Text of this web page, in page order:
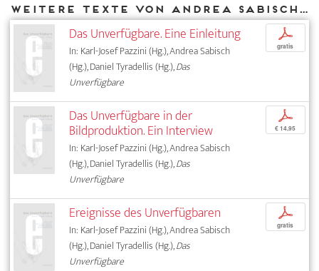
Weitere Texte von Andrea Sabisch bei DIAPHANES
Das Unverfügbare. Eine Einleitung
In: Karl-Josef Pazzini (Hg.), Andrea Sabisch
(Hg.), Daniel Tyradellis (Hg.),Das
Unverfügbare
p
gratis
Das Unverfügbare in der
Bildproduktion. Ein Interview
In: Karl-Josef Pazzini (Hg.), Andrea Sabisch
(Hg.), Daniel Tyradellis (Hg.),Das
Unverfügbare
p
€ 14,95
Ereignisse des Unverfügbaren
In: Karl-Josef Pazzini (Hg.), Andrea Sabisch
(Hg.), Daniel Tyradellis (Hg.),Das
Unverfügbare
p
gratis